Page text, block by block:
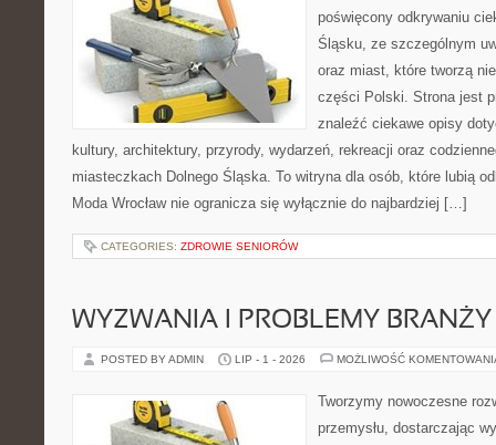
poświęcony odkrywaniu
Śląsku, ze szczególnym
oraz miast, które tworzą
części Polski. Strona jest
znaleźć ciekawe opisy
kultury, architektury, przyrody, wydarzeń, rekreacji oraz
miasteczkach Dolnego Śląska. To witryna dla osób, które lubią
Moda Wrocław nie ogranicza się wyłącznie do najbardziej […]
CATEGORIES: ZDROWIE SENIORÓW
WYZWANIA I PROBLEMY BRANŻY
POSTED BY ADMIN LIP - 1 - 2026 MOŻLIWOŚĆ
Tworzymy nowoczesne
przemysłu, dostarczając